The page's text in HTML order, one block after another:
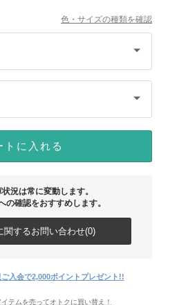
色・サイズの種類を確認
トに入れる
況は常に変動します。
の確認をおすすめします。
関するお問い合わせ(0)
ご入会で2,000ポイントプレゼント!!
テムを売ってオトクに買い替え！